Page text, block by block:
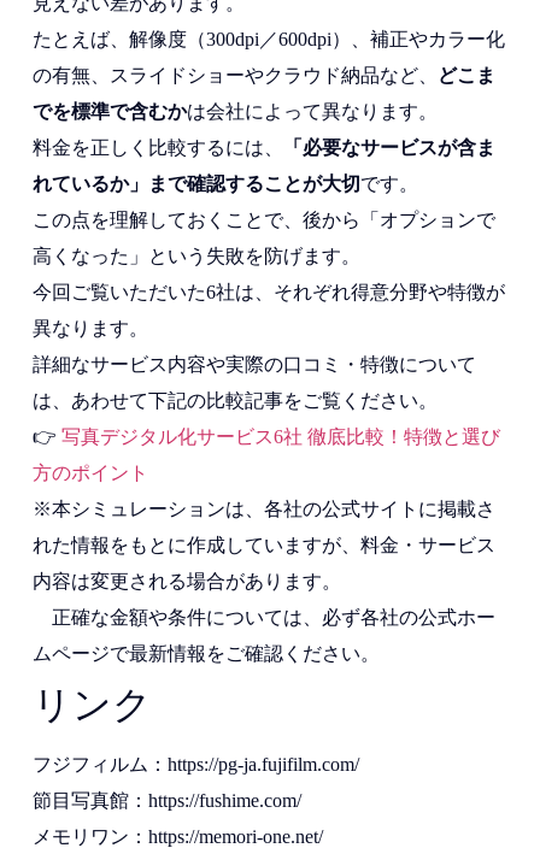
たとえば、解像度（300dpi／600dpi）、補正やカラー化
の有無、スライドショーやクラウド納品など、
どこま
でを標準で含むかは会社によって異なります。
料金を正しく比較するには、
「必要なサービスが含ま
れているか」まで確認することが大切です。
この点を理解しておくことで、後から「オプションで
高くなった」という失敗を防げます。
今回ご覧いただいた6社は、それぞれ得意分野や特徴が
異なります。
詳細なサービス内容や実際の口コミ・特徴について
は、あわせて下記の比較記事をご覧ください。
👉 写真デジタル化サービス6社 徹底比較！特徴と選び
方のポイント
※本シミュレーションは、各社の公式サイトに掲載さ
れた情報をもとに作成していますが、料金・サービス
内容は変更される場合があります。
正確な金額や条件については、必ず各社の公式ホー
ムページで最新情報をご確認ください。
リンク
フジフィルム：https://pg-ja.fujifilm.com/
節目写真館：https://fushime.com/
メモリワン：https://memori-one.net/